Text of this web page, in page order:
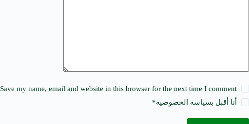
Save my name, email and website in this browser for the next time I comment.
أنا أقبل بسياسة الخصوصية*